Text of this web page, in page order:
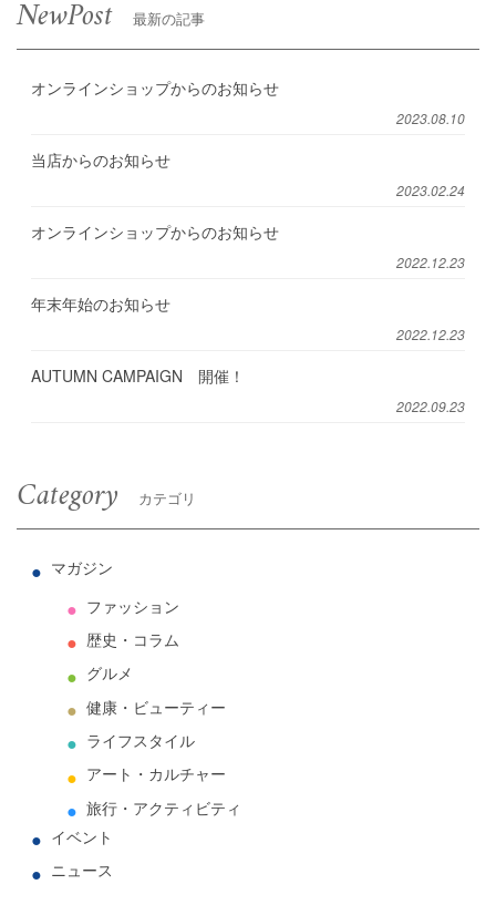
NewPost 最新の記事
オンラインショップからのお知らせ
2023.08.10
当店からのお知らせ
2023.02.24
オンラインショップからのお知らせ
2022.12.23
年末年始のお知らせ
2022.12.23
AUTUMN CAMPAIGN 開催！
2022.09.23
Category カテゴリ
マガジン
ファッション
歴史・コラム
グルメ
健康・ビューティー
ライフスタイル
アート・カルチャー
旅行・アクティビティ
イベント
ニュース